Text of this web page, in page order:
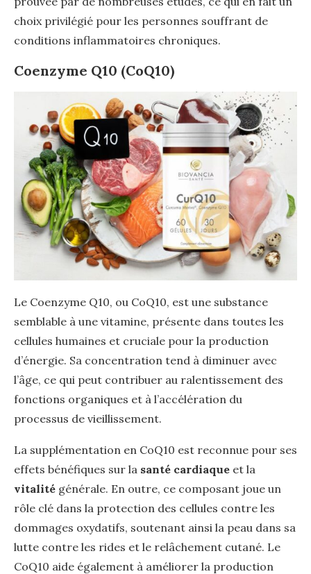
choix privilégié pour les personnes souffrant de
conditions inflammatoires chroniques.
Coenzyme Q10 (CoQ10)
Le Coenzyme Q10, ou CoQ10, est une substance
semblable à une vitamine, présente dans toutes les
cellules humaines et cruciale pour la production
d’énergie. Sa concentration tend à diminuer avec
l’âge, ce qui peut contribuer au ralentissement des
fonctions organiques et à l’accélération du
processus de vieillissement.
La supplémentation en CoQ10 est reconnue pour ses
effets bénéfiques sur la santé cardiaque et la
vitalité générale. En outre, ce composant joue un
rôle clé dans la protection des cellules contre les
dommages oxydatifs, soutenant ainsi la peau dans sa
lutte contre les rides et le relâchement cutané. Le
CoQ10 aide également à améliorer la production